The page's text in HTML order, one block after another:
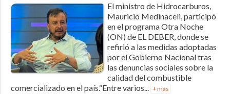
El ministro de Hidrocarburos,
Mauricio Medinaceli, participó
en el programa Otra Noche
(ON) de EL DEBER, donde se
refirió a las medidas adoptadas
por el Gobierno Nacional tras
las denuncias sociales sobre la
calidad del combustible
comercializado en el país.“Entre varios... + más